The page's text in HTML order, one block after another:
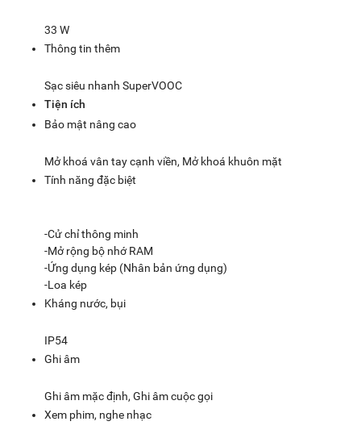
33 W
Thông tin thêm
Sạc siêu nhanh SuperVOOC
Tiện ích
Bảo mật nâng cao
Mở khoá vân tay cạnh viền, Mở khoá khuôn mặt
Tính năng đặc biệt
-Cử chỉ thông minh
-Mở rộng bộ nhớ RAM
-Ứng dụng kép (Nhân bản ứng dụng)
-Loa kép
Kháng nước, bụi
IP54
Ghi âm
Ghi âm mặc định, Ghi âm cuộc gọi
Xem phim, nghe nhạc